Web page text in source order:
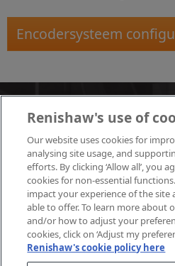
Encodersysteem
Neem vandaag
ons verkoopteam
Neem contact op met uw
informatie en een gesprek met
Nieuws - Encoder
Renishaw's use of
Our website uses cookies for
analysing site usage, and
efforts. By clicking ‘Allow all’, you
cookies for non-essential
impact your experience of the site
able to offer. To learn more about
and/or how to adjust your
cookies, click on ‘Adjust my
Renishaw's cookie policy here